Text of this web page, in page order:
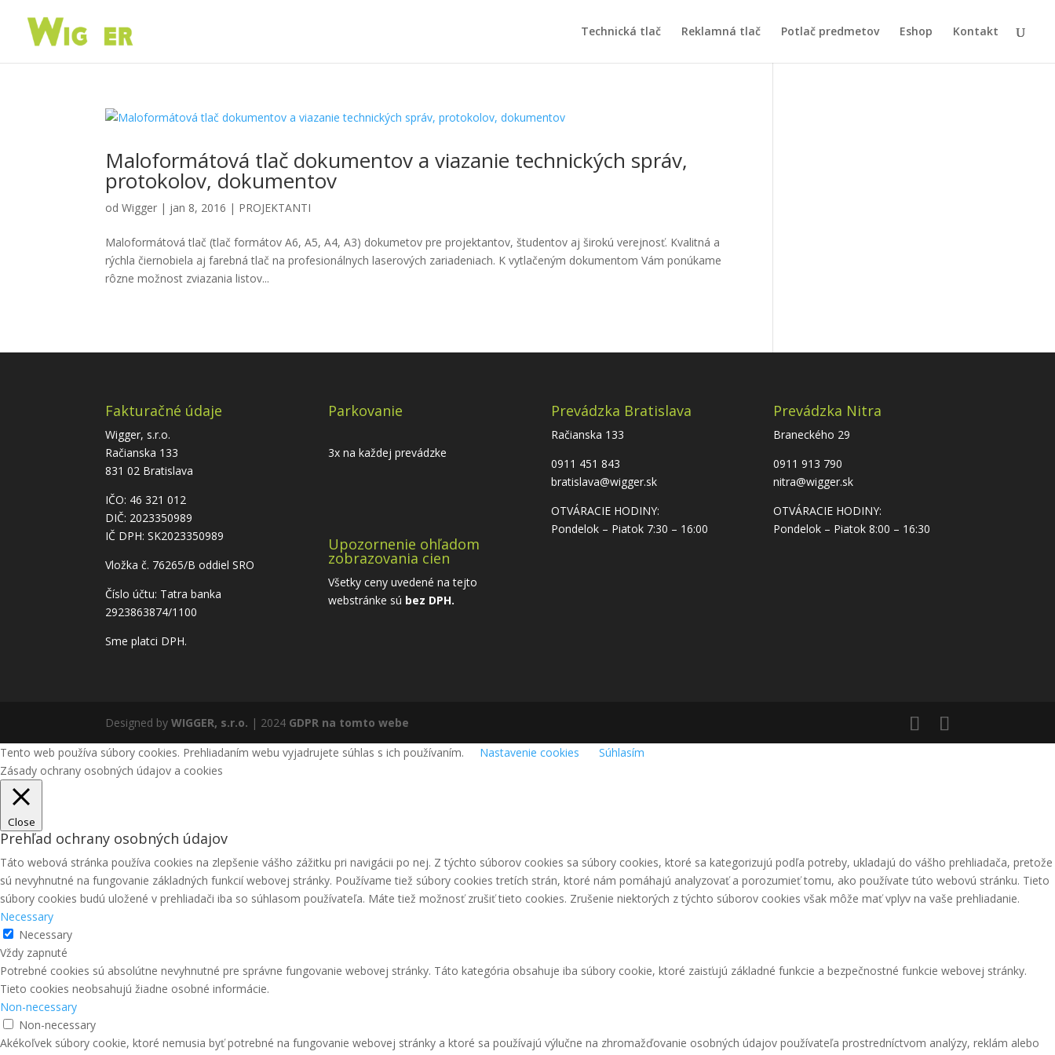
Technická tlač Reklamná tlač Potlač predmetov Eshop Kontakt
Maloformátová tlač dokumentov a viazanie technických správ,
protokolov, dokumentov
odWigger | jan 8, 2016 | PROJEKTANTI
Maloformátová tlač (tlač formátov A6, A5, A4, A3) dokumetov pre projektantov, študentov aj širokú verejnosť. Kvalitná a
rýchla čiernobiela aj farebná tlač na profesionálnych laserových zariadeniach. K vytlačeným dokumentom Vám ponúkame
rôzne možnost zviazania listov...
Fakturačné údaje
Wigger, s.r.o.
Račianska 133
831 02 Bratislava
IČO: 46 321 012
DIČ: 2023350989
IČ DPH: SK2023350989
Vložka č. 76265/B oddiel SRO
Číslo účtu: Tatra banka
2923863874/1100
Sme platci DPH.
Parkovanie
3x na každej prevádzke
Upozornenie ohľadom
zobrazovania cien
Všetky ceny uvedené na tejto
webstránke sú bez DPH.
Prevádzka Bratislava
Račianska 133
0911 451 843
bratislava@wigger.sk
OTVÁRACIE HODINY:
Pondelok – Piatok 7:30 – 16:00
Prevádzka Nitra
Braneckého 29
0911 913 790
nitra@wigger.sk
OTVÁRACIE HODINY:
Pondelok – Piatok 8:00 – 16:30
Designed byWIGGER, s.r.o. | 2024 GDPR na tomto webe
Tento web používa súbory cookies. Prehliadaním webu vyjadrujete súhlas s ich používaním.
Nastavenie cookies
Súhlasím
Zásady ochrany osobných údajov a cookies
Close
Prehľad ochrany osobných údajov
Táto webová stránka používa cookies na zlepšenie vášho zážitku pri navigácii po nej. Z týchto súborov cookies sa súbory cookies, ktoré sa kategorizujú podľa potreby, ukladajú do vášho prehliadača, pretože
sú nevyhnutné na fungovanie základných funkcií webovej stránky. Používame tiež súbory cookies tretích strán, ktoré nám pomáhajú analyzovať a porozumieť tomu, ako používate túto webovú stránku. Tieto
súbory cookies budú uložené v prehliadači iba so súhlasom používateľa. Máte tiež možnosť zrušiť tieto cookies. Zrušenie niektorých z týchto súborov cookies však môže mať vplyv na vaše prehliadanie.
Necessary
Necessary
Vždy zapnuté
Potrebné cookies sú absolútne nevyhnutné pre správne fungovanie webovej stránky. Táto kategória obsahuje iba súbory cookie, ktoré zaisťujú základné funkcie a bezpečnostné funkcie webovej stránky.
Tieto cookies neobsahujú žiadne osobné informácie.
Non-necessary
Non-necessary
Akékoľvek súbory cookie, ktoré nemusia byť potrebné na fungovanie webovej stránky a ktoré sa používajú výlučne na zhromažďovanie osobných údajov používateľa prostredníctvom analýzy, reklám alebo